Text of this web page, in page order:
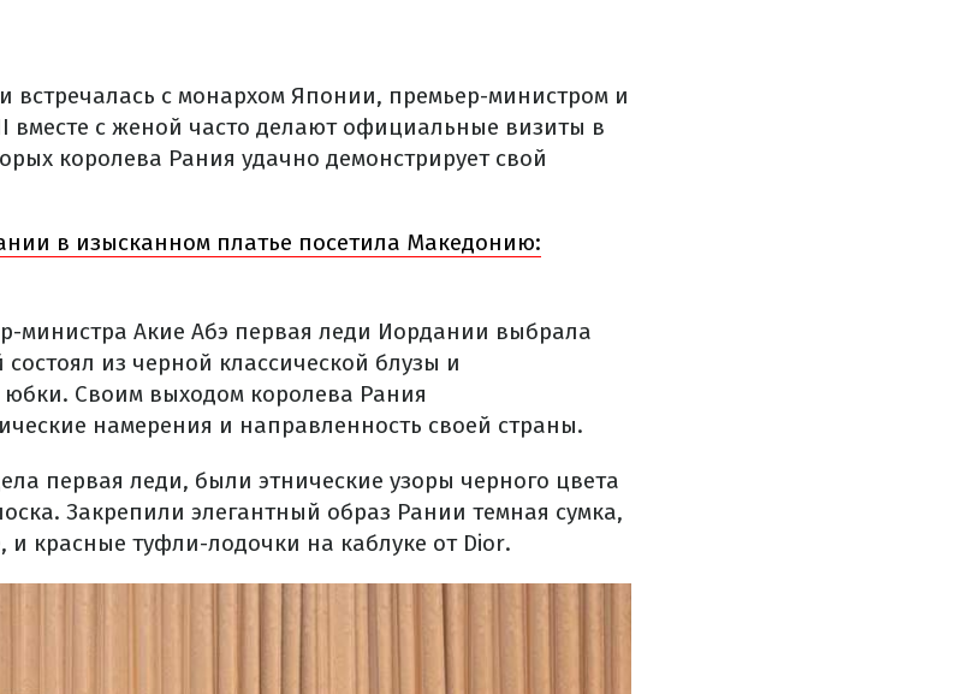
встречалась с монархом Японии, премьер-министром и
вместе с женой часто делают официальные визиты в
королева Рания удачно демонстрирует свой
в изысканном платье посетила Македонию:
министра Акие Абэ первая леди Иордании выбрала
из черной классической блузы и
Своим выходом королева Рания
намерения и направленность своей страны.
первая леди, были этнические узоры черного цвета
Закрепили элегантный образ Рании темная сумка,
и красные туфли-лодочки на каблуке от Dior.